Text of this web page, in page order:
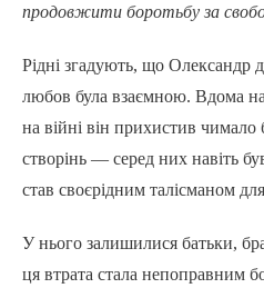
продовжити боротьбу за
Рідні згадують, що Олександр
любов була взаємною. Вдома
на війні він прихистив чимало
створінь — серед них навіть
став своєрідним талісманом
У нього залишилися батьки,
ця втрата стала непоправним